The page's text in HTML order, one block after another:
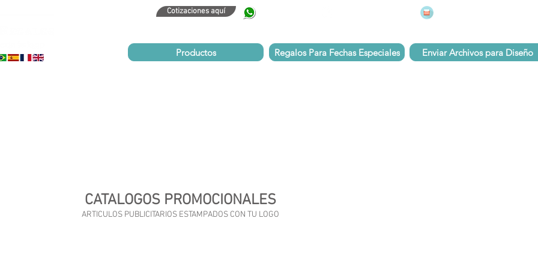
Cotizaciones aquí
Productos Regalos Para Fechas Especiales Enviar Archivos para Diseño
CATALOGOS PROMOCIONALES
ARTICULOS PUBLICITARIOS ESTAMPADOS CON TU LOGO